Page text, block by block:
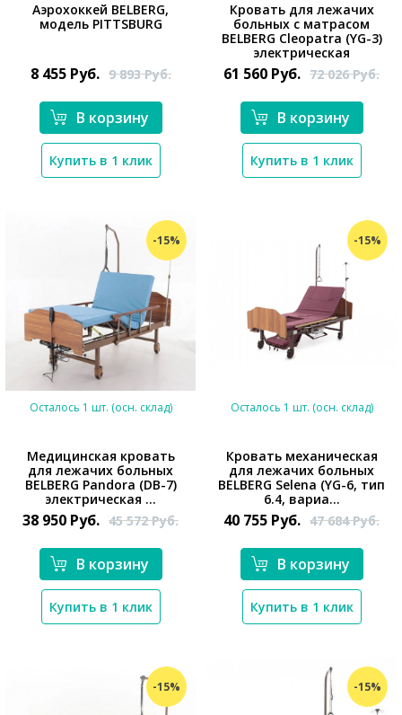
*}
Аэрохоккей BELBERG,
модель PITTSBURG
8 455 Руб. 9 893Руб.
В корзину
Купить в 1 клик
*}
Кровать для лежачих
больных с матрасом
BELBERG Cleopatra (YG-3)
электрическая
61 560 Руб. 72 026Руб.
В корзину
Купить в 1 клик
-15%
*}
Осталось 1 шт. (осн. склад)
Медицинская кровать
для лежачих больных
BELBERG Pandora (DB-7)
электрическая ...
38 950 Руб. 45 572Руб.
В корзину
Купить в 1 клик
-15%
*}
Осталось 1 шт. (осн. склад)
Кровать механическая
для лежачих больных
BELBERG Selena (YG-6, тип
6.4, вариа...
40 755 Руб. 47 684Руб.
В корзину
Купить в 1 клик
-15% -15%